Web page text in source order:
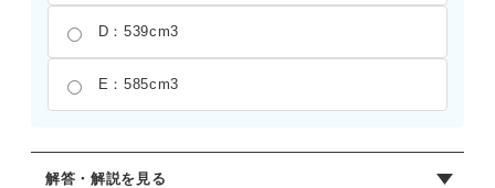
D：539cm3
E：585cm3
解答・解説を見る